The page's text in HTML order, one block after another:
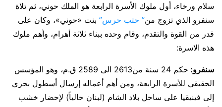
سلام ورخاء، أول ملوك الأسرة الرابعة هو الملك حوني، ثم تلاة
سنفرو الذي تزوج من” حتب حرس” بنت «حوني»، وكان على
قدر من القوة والتقدم، وقام وحده ببناء ثلاثة أهرام، وأهم ملوك
هذه الاسرة:
سنفرو:
حكم 24 سنة من2613 الى 2589 ق.م، وهو المؤسس
الحقيقي للأسرة الرابعة، ومن أهم أعماله إرسال أسطول بحري
إلى فينيقيا على ساحل بلاد الشام (لبنان حالياً) لإحضار خشب